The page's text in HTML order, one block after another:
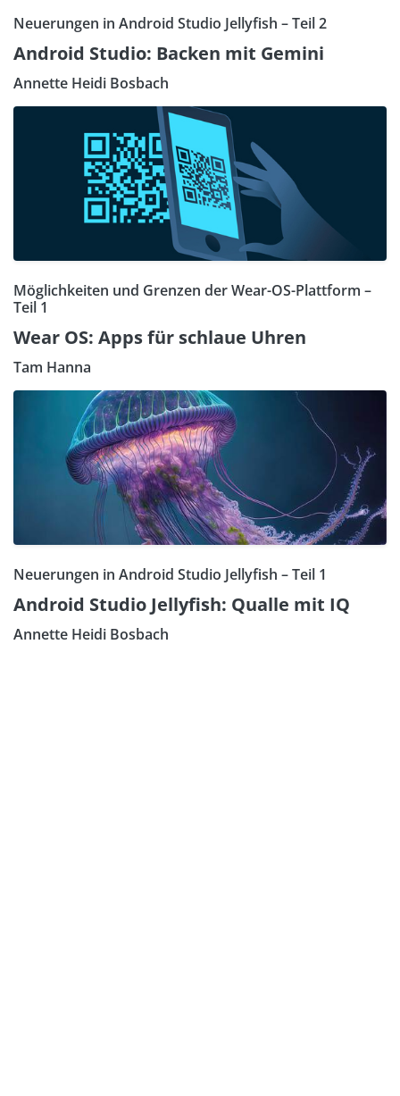
Neuerungen in Android Studio Jellyfish – Teil 2
Android Studio: Backen mit Gemini
Annette Heidi Bosbach
Möglichkeiten und Grenzen der Wear-OS-Plattform –
Teil 1
Wear OS: Apps für schlaue Uhren
Tam Hanna
Neuerungen in Android Studio Jellyfish – Teil 1
Android Studio Jellyfish: Qualle mit IQ
Annette Heidi Bosbach